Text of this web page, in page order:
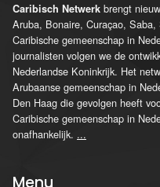
Caribisch Netwerk brengt
Aruba, Bonaire, Curaçao,
Caribische gemeenschap in
journalisten volgen we de
Nederlandse Koninkrijk. Het
Arubaanse gemeenschap in
Den Haag die gevolgen heeft
Caribische gemeenschap in
onafhankelijk. ...